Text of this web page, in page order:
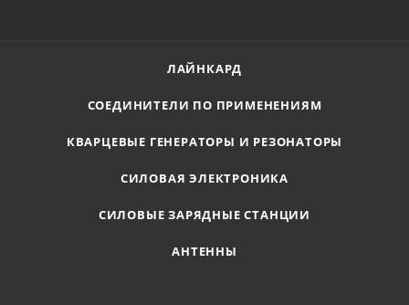
ЛАЙНКАРД
СОЕДИНИТЕЛИ ПО ПРИМЕНЕНИЯМ
КВАРЦЕВЫЕ ГЕНЕРАТОРЫ И РЕЗОНАТОРЫ
СИЛОВАЯ ЭЛЕКТРОНИКА
СИЛОВЫЕ ЗАРЯДНЫЕ СТАНЦИИ
АНТЕННЫ